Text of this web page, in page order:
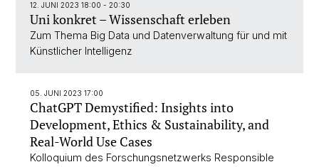
12. JUNI 2023 18:00 - 20:30
Uni konkret – Wissenschaft erleben
Zum Thema Big Data und Datenverwaltung für und mit
Künstlicher Intelligenz
05. JUNI 2023 17:00
ChatGPT Demystified: Insights into
Development, Ethics & Sustainability, and
Real-World Use Cases
Kolloquium des Forschungsnetzwerks Responsible